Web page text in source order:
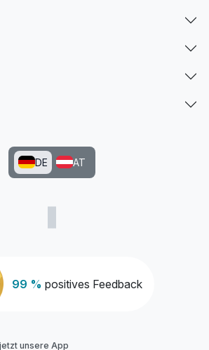
99 % positives Feedback
DE AT
unsere App